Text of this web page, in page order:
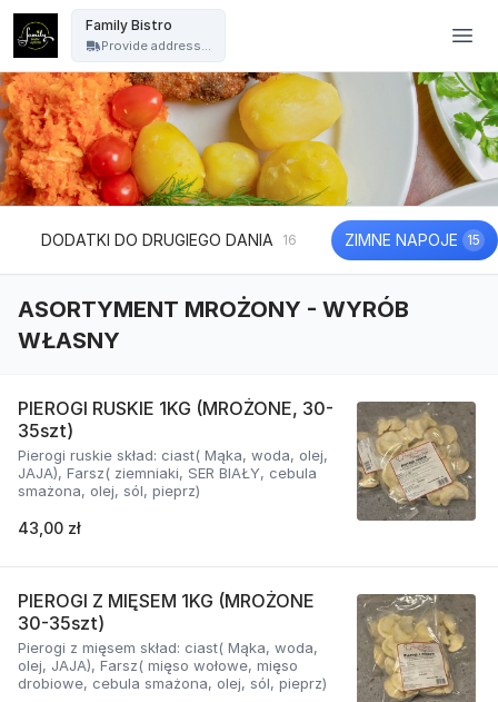
Family Bistro
Provide address...
DODATKI DO DRUGIEGO DANIA 16 ZIMNE NAPOJE 15
ASORTYMENT MROŻONY - WYRÓB
WŁASNY
PIEROGI RUSKIE 1KG (MROŻONE, 30-
35szt)
Pierogi ruskie skład: ciast( Mąka, woda, olej,
JAJA), Farsz( ziemniaki, SER BIAŁY, cebula
smażona, olej, sól, pieprz)
43,00 zł
PIEROGI Z MIĘSEM 1KG (MROŻONE
30-35szt)
Pierogi z mięsem skład: ciast( Mąka, woda,
olej, JAJA), Farsz( mięso wołowe, mięso
drobiowe, cebula smażona, olej, sól, pieprz)